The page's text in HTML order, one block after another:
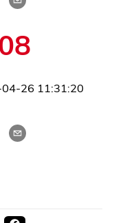
26 11:31:20